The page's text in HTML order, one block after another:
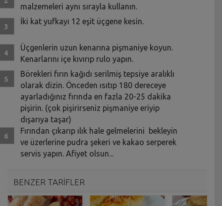
malzemeleri aynı sırayla kullanın.
İki kat yufkayı 12 eşit üçgene kesin.
Üçgenlerin uzun kenarına pişmaniye koyun.
Kenarlarını içe kıvırıp rulo yapın.
Börekleri fırın kağıdı serilmiş tepsiye aralıklı
olarak dizin. Önceden ısıtıp 180 dereceye
ayarladığınız fırında en fazla 20-25 dakika
pişirin. (çok pişirirseniz pişmaniye eriyip
dışarıya taşar)
Fırından çıkarıp ılık hale gelmelerini bekleyin
ve üzerlerine pudra şekeri ve kakao serperek
servis yapın. Afiyet olsun...
BENZER TARİFLER